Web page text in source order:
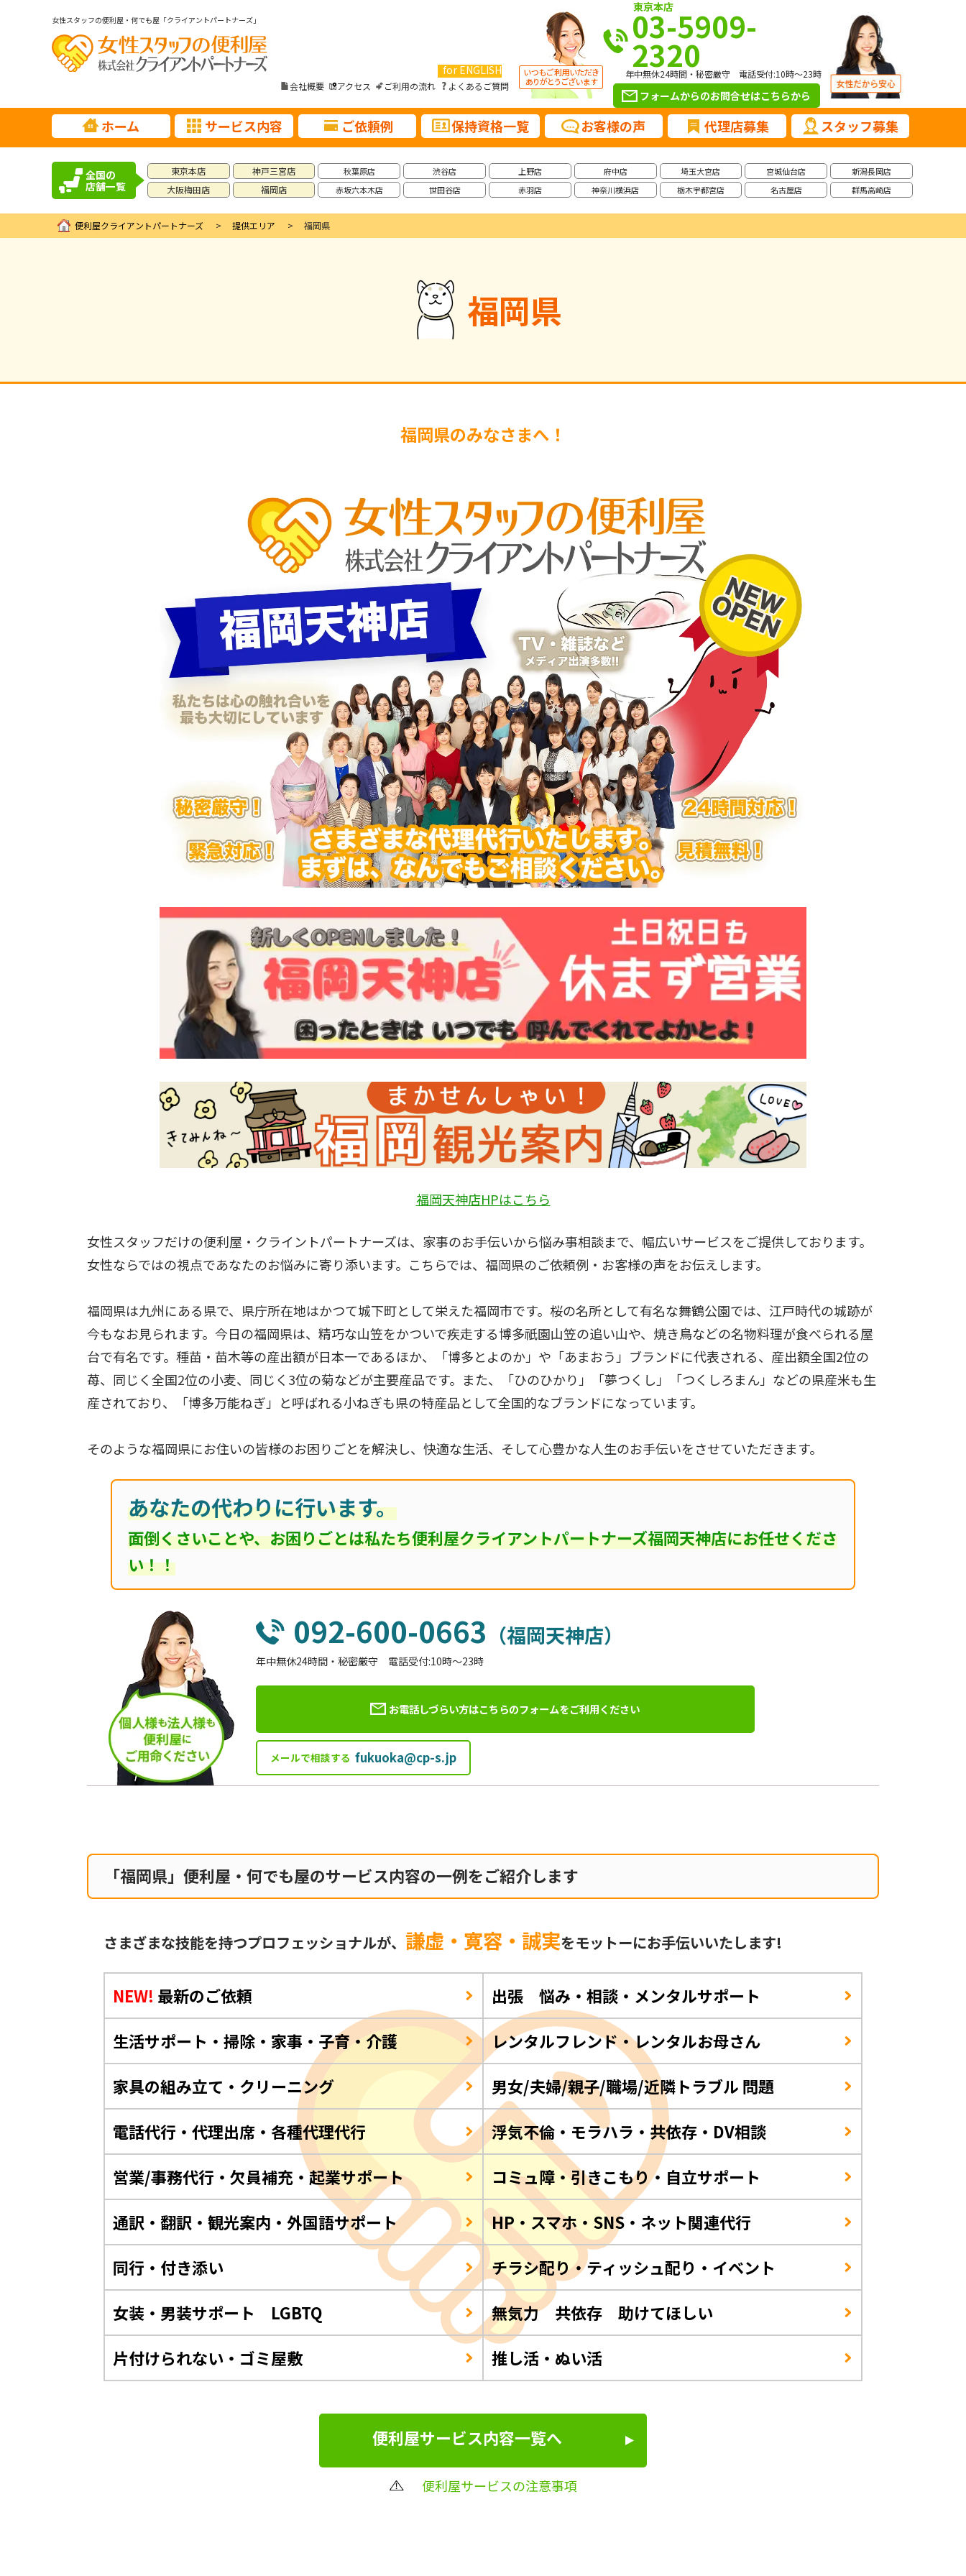
女性スタッフの便利屋・何でも屋「クライアントパートナーズ」
for ENGLISH
会社概要 アクセス ご利用の流れ よくあるご質問
東京本店
03-5909-
2320
年中無休24時間・秘密厳守 電話受付:10時～23時
フォームからのお問合せはこちらから
ホーム サービス内容 ご依頼例 保持資格一覧 お客様の声 代理店募集 スタッフ募集
全国の
店舗一覧
東京本店
大阪梅田店
神戸三宮店
福岡店
秋葉原店
赤坂六本木店
渋谷店
世田谷店
上野店
赤羽店
府中店
神奈川横浜店
埼玉大宮店
栃木宇都宮店
宮城仙台店
名古屋店
新潟長岡店
群馬高崎店
便利屋クライアントパートナーズ 提供エリア 福岡県
福岡県
福岡県のみなさまへ！
福岡天神店HPはこちら
女性スタッフだけの便利屋・クライントパートナーズは、家事のお手伝いから悩み事相談まで、幅広いサービスをご提供しております。
女性ならではの視点であなたのお悩みに寄り添います。こちらでは、福岡県のご依頼例・お客様の声をお伝えします。
福岡県は九州にある県で、県庁所在地はかつて城下町として栄えた福岡市です。桜の名所として有名な舞鶴公園では、江戸時代の城跡が
今もなお見られます。今日の福岡県は、精巧な山笠をかついで疾走する博多祇園山笠の追い山や、焼き鳥などの名物料理が食べられる屋
台で有名です。種苗・苗木等の産出額が日本一であるほか、「博多とよのか」や「あまおう」ブランドに代表される、産出額全国2位の
苺、同じく全国2位の小麦、同じく3位の菊などが主要産品です。また、「ひのひかり」「夢つくし」「つくしろまん」などの県産米も生
産されており、「博多万能ねぎ」と呼ばれる小ねぎも県の特産品として全国的なブランドになっています。
そのような福岡県にお住いの皆様のお困りごとを解決し、快適な生活、そして心豊かな人生のお手伝いをさせていただきます。
あなたの代わりに行います。
面倒くさいことや、お困りごとは私たち便利屋クライアントパートナーズ福岡天神店にお任せくださ
い！！
092-600-0663 （福岡天神店）
年中無休24時間・秘密厳守 電話受付:10時～23時
お電話しづらい方はこちらのフォームをご利用ください
メールで相談する fukuoka@cp-s.jp
「福岡県」便利屋・何でも屋のサービス内容の一例をご紹介します
さまざまな技能を持つプロフェッショナルが、謙虚・寛容・誠実をモットーにお手伝いいたします!
NEW! 最新のご依頼
出張 悩み・相談・メンタルサポート
生活サポート・掃除・家事・子育・介護
レンタルフレンド・レンタルお母さん
家具の組み立て・クリーニング
男女/夫婦/親子/職場/近隣トラブル 問題
電話代行・代理出席・各種代理代行
浮気不倫・モラハラ・共依存・DV相談
営業/事務代行・欠員補充・起業サポート
コミュ障・引きこもり・自立サポート
通訳・翻訳・観光案内・外国語サポート
HP・スマホ・SNS・ネット関連代行
同行・付き添い
チラシ配り・ティッシュ配り・イベント
女装・男装サポート LGBTQ
無気力 共依存 助けてほしい
片付けられない・ゴミ屋敷
推し活・ぬい活
便利屋サービス内容一覧へ
便利屋サービスの注意事項